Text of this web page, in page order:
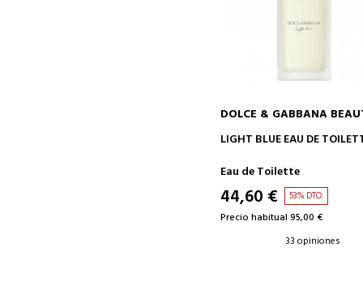
AÑADIR A LA CESTA
DOLCE & GABBANA
LIGHT BLUE EAU DE
Eau de Toilette
44,60 € 53% DTO.
Precio habitual 95,00 €
33 opiniones